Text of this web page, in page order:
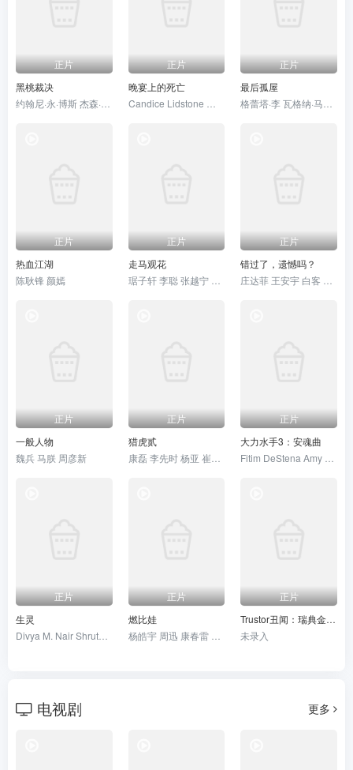
正片
黑桃裁决
正片
晚宴上的死亡
正片
最后孤屋
正片
热血江湖
陈耿锋 颜嫣
正片
走马观花
琚子轩 李聪 张越宁 高深
正片
错过了，遗憾吗？
庄达菲 王安宇 白客 敖子逸
正片
一般人物
魏兵 马朕 周彦新
正片
猎虎贰
正片
大力水手3：安魂曲
正片
生灵
正片
燃比娃
正片
Trustor丑闻：瑞典金融案内幕
未录入
电视剧 更多